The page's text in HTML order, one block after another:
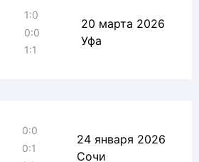
1:0
0:0
1:1
20 марта 2026
Уфа
0:0
0:1
24 января 2026
Сочи